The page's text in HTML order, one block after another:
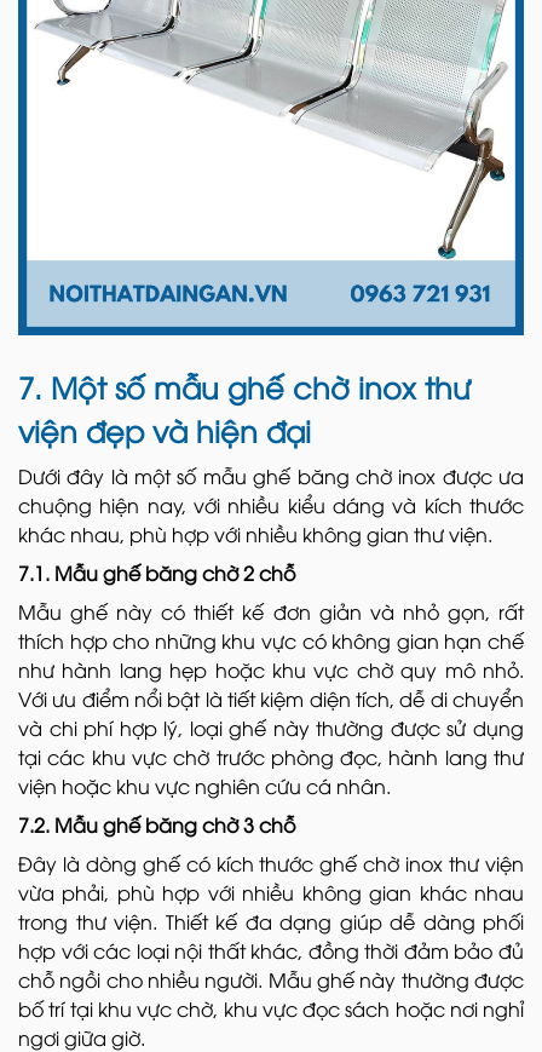
7. Một số mẫu ghế chờ inox thư
viện đẹp và hiện đại
Dưới đây là một số mẫu ghế băng chờ inox được ưa
chuộng hiện nay, với nhiều kiểu dáng và kích thước
khác nhau, phù hợp với nhiều không gian thư viện.
7.1. Mẫu ghế băng chờ 2 chỗ
Mẫu ghế này có thiết kế đơn giản và nhỏ gọn, rất
thích hợp cho những khu vực có không gian hạn chế
như hành lang hẹp hoặc khu vực chờ quy mô nhỏ.
Với ưu điểm nổi bật là tiết kiệm diện tích, dễ di chuyển
và chi phí hợp lý, loại ghế này thường được sử dụng
tại các khu vực chờ trước phòng đọc, hành lang thư
viện hoặc khu vực nghiên cứu cá nhân.
7.2. Mẫu ghế băng chờ 3 chỗ
Đây là dòng ghế có kích thước ghế chờ inox thư viện
vừa phải, phù hợp với nhiều không gian khác nhau
trong thư viện. Thiết kế đa dạng giúp dễ dàng phối
hợp với các loại nội thất khác, đồng thời đảm bảo đủ
chỗ ngồi cho nhiều người. Mẫu ghế này thường được
bố trí tại khu vực chờ, khu vực đọc sách hoặc nơi nghỉ
ngơi giữa giờ.